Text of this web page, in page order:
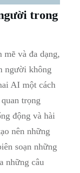
trong
và đa dạng,
người không
AI một cách
trọng
động và hài
nên những
soạn những
những câu